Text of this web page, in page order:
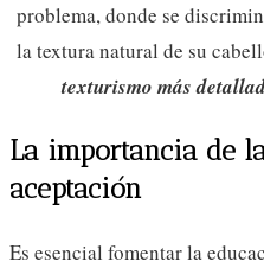
problema, donde se
la textura natural de su
texturismo más
La importancia de
aceptación
Es esencial fomentar la